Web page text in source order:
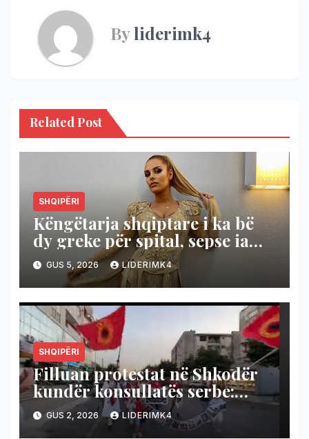
Byliderimk4
Related Post
SHQIPËRI
Këngëtarja shqiptare i ka bë
dy greke për spital, sepse ia
shanë Shqipërinë!
GUS 5, 2026 LIDERIMK4
SHQIPËRI
Filluan protestat në Shkodër
kundër konsullatës serbe:
Ende i kemi të freskëta plagët
(Video)
GUS 2, 2026 LIDERIMK4